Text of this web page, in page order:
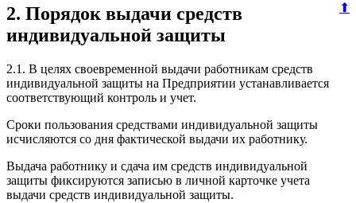
⬆
2. Порядок выдачи средств
индивидуальной защиты
2.1. В целях своевременной выдачи работникам средств
индивидуальной защиты на Предприятии устанавливается
соответствующий контроль и учет.
Сроки пользования средствами индивидуальной защиты
исчисляются со дня фактической выдачи их работнику.
Выдача работнику и сдача им средств индивидуальной
защиты фиксируются записью в личной карточке учета
выдачи средств индивидуальной защиты.